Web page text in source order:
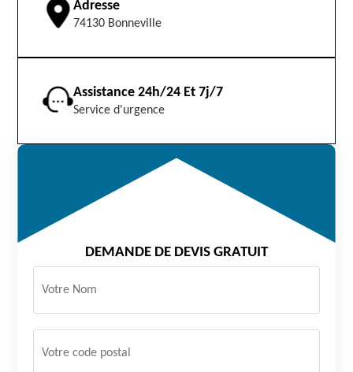
Adresse
74130 Bonneville
Assistance 24h/24 Et 7j/7
Service d'urgence
DEMANDE DE DEVIS GRATUIT